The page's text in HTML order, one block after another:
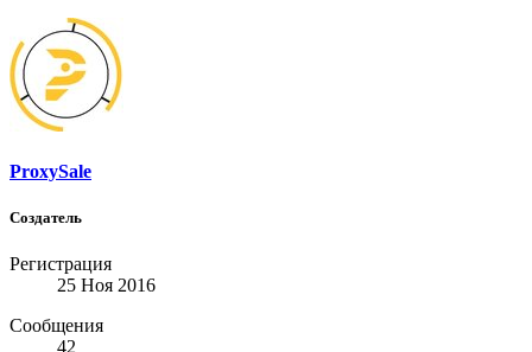
ProxySale
Создатель
Регистрация
25 Ноя 2016
Сообщения
42